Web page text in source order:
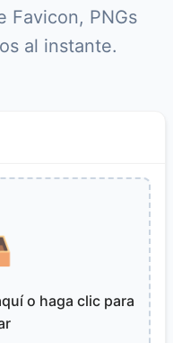
Favicon, PNGs
al instante.
o haga clic para